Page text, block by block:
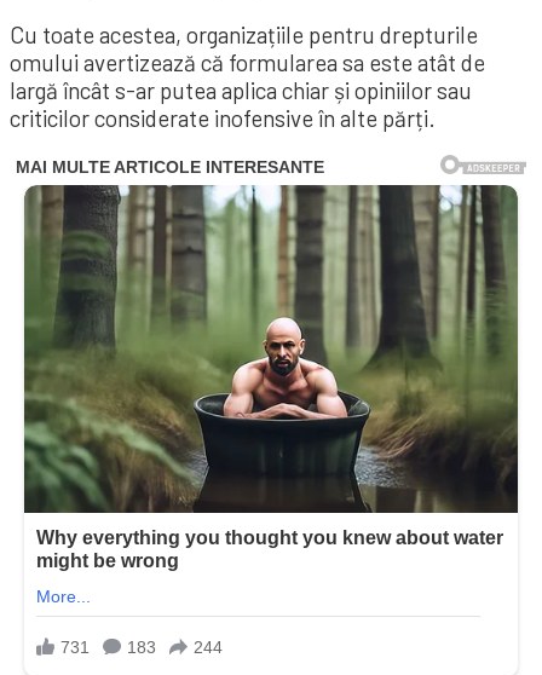
Cu toate acestea, organizațiile pentru drepturile
omului avertizează că formularea sa este atât de
largă încât s-ar putea aplica chiar și opiniilor sau
criticilor considerate inofensive în alte părți.